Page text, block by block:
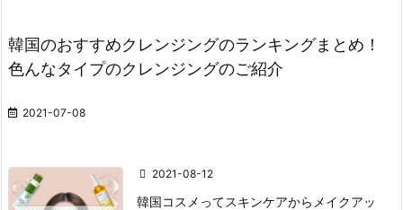
韓国のおすすめクレンジングのランキングまとめ！
色んなタイプのクレンジングのご紹介
2021-07-08
2021-08-12
韓国コスメってスキンケアからメイクアッ